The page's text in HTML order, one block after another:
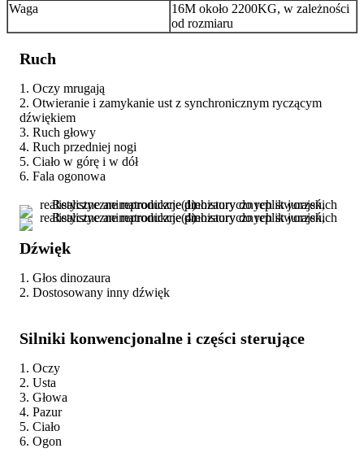
Waga
16M około 2200KG, w zależności
od rozmiaru
Ruch
1. Oczy mrugają
2. Otwieranie i zamykanie ust z synchronicznym ryczącym
dźwiękiem
3. Ruch głowy
4. Ruch przedniej nogi
5. Ciało w górę i w dół
6. Fala ogonowa
Dźwięk
1. Głos dinozaura
2. Dostosowany inny dźwięk
Silniki konwencjonalne i części sterujące
1. Oczy
2. Usta
3. Głowa
4. Pazur
5. Ciało
6. Ogon